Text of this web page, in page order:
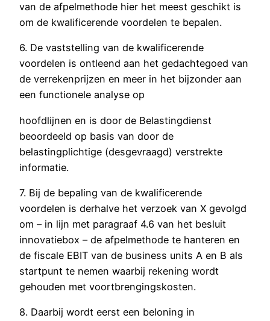
van de afpelmethode hier het meest geschikt is
om de kwalificerende voordelen te bepalen.
6. De vaststelling van de kwalificerende
voordelen is ontleend aan het gedachtegoed van
de verrekenprijzen en meer in het bijzonder aan
een functionele analyse op
hoofdlijnen en is door de Belastingdienst
beoordeeld op basis van door de
belastingplichtige (desgevraagd) verstrekte
informatie.
7. Bij de bepaling van de kwalificerende
voordelen is derhalve het verzoek van X gevolgd
om – in lijn met paragraaf 4.6 van het besluit
innovatiebox – de afpelmethode te hanteren en
de fiscale EBIT van de business units A en B als
startpunt te nemen waarbij rekening wordt
gehouden met voortbrengingskosten.
8. Daarbij wordt eerst een beloning in